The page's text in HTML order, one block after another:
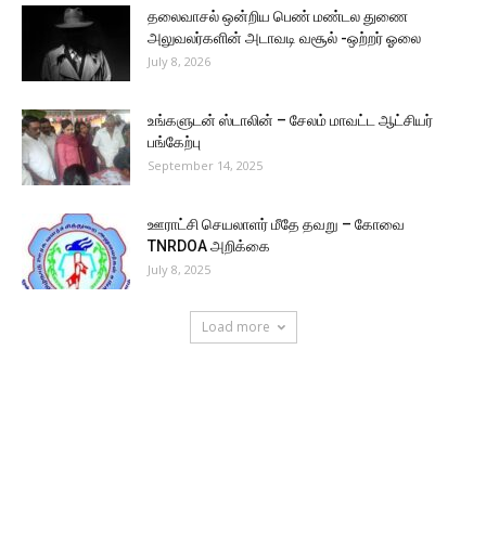
தலைவாசல் ஒன்றிய பெண் மண்டல துணை
அலுவலர்களின் அடாவடி வசூல் -ஒற்றர் ஓலை
July 8, 2026
உங்களுடன் ஸ்டாலின் – சேலம் மாவட்ட ஆட்சியர்
பங்கேற்பு
September 14, 2025
ஊராட்சி செயலாளர் மீதே தவறு – கோவை
TNRDOA அறிக்கை
July 8, 2025
Load more